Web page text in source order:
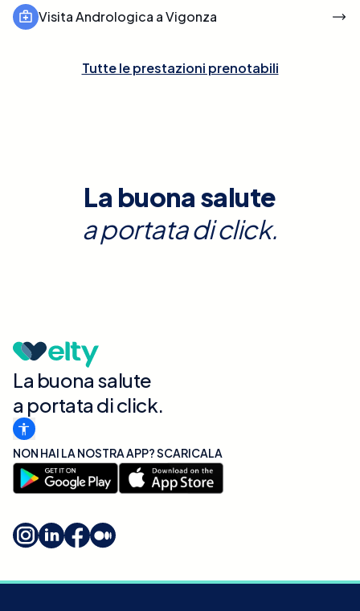
Visita Andrologica a Vigonza
Tutte le prestazioni prenotabili
La buona salute
a portata di click.
La buona salute
a portata di click.
NON HAI LA NOSTRA APP? SCARICALA